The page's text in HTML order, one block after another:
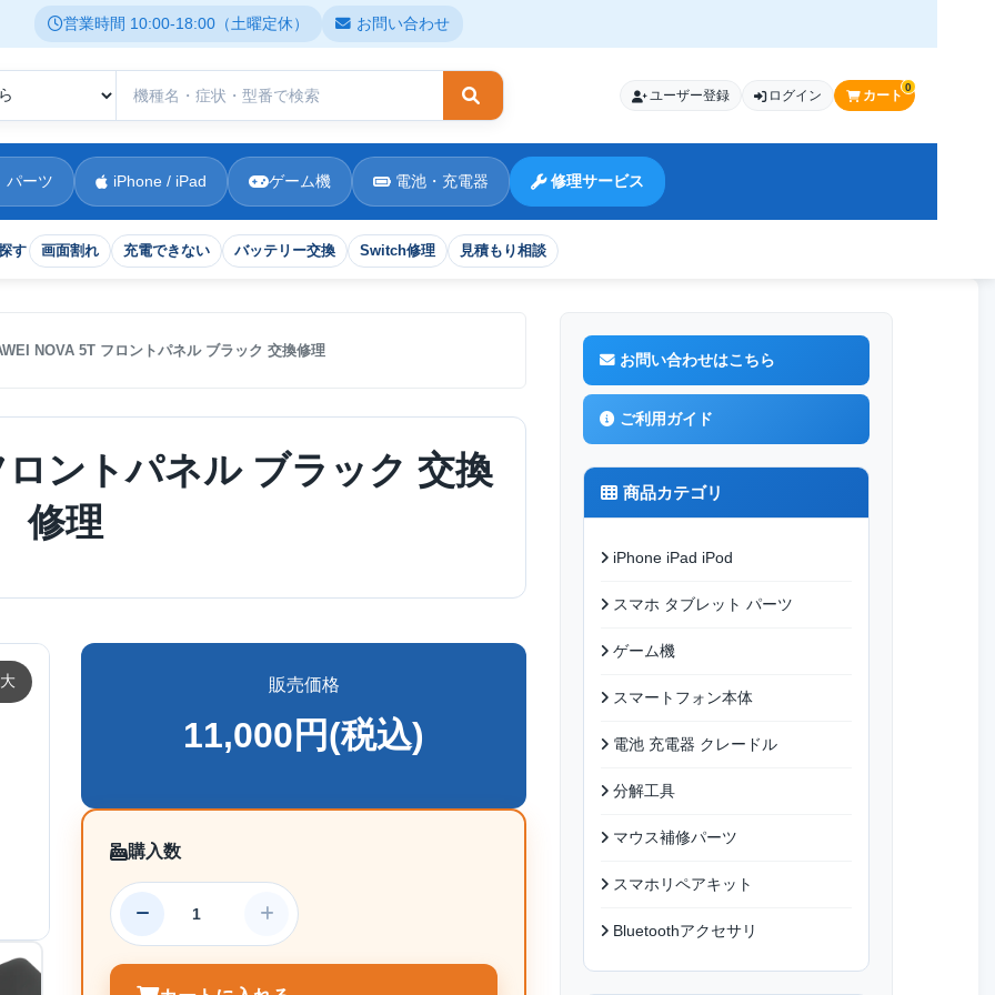
営業時間 10:00-18:00（土曜定休） お問い合わせ
検索
す 画面割れ 充電できない バッテリー交換 Switch修理 見積もり相談
ユーザー登録 ログイン カート
0
パーツ iPhone / iPad ゲーム機 電池・充電器 修理サービス
NOVA 5T フロントパネル ブラック 交換修理
ントパネル ブラック 交換
修理
販売価格
11,000円(税込)
購入数
お問い合わせはこちら
ご利用ガイド
商品カテゴリ
iPhone iPad iPod
スマホ タブレット パーツ
ゲーム機
スマートフォン本体
電池 充電器 クレードル
分解工具
マウス補修パーツ
スマホリペアキット
Bluetoothアクセサリ